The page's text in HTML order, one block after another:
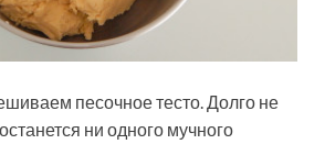
песочное тесто. Долго не
ни одного мучного